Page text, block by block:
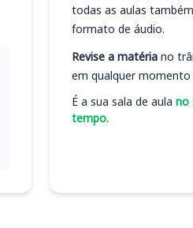
todas as aulas
formato de áudio.
Revise a matéria no
em qualquer momento
É a sua sala de aula no
tempo.